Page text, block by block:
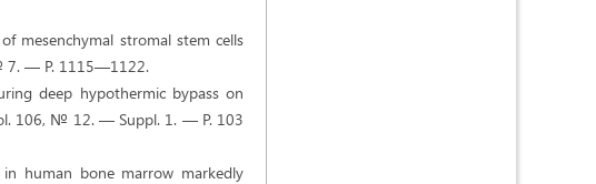
mesenchymal stromal stem cells
7. — P. 1115—1122.
deep hypothermic bypass on
106, № 12. — Suppl. 1. — P. 103
human bone marrow markedly